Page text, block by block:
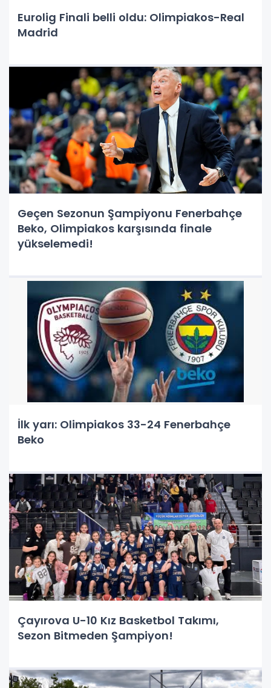
Eurolig Finali belli oldu: Olimpiakos-Real
Madrid
Geçen Sezonun Şampiyonu Fenerbahçe
Beko, Olimpiakos karşısında finale
yükselemedi!
İlk yarı: Olimpiakos 33-24 Fenerbahçe
Beko
Çayırova U-10 Kız Basketbol Takımı,
Sezon Bitmeden Şampiyon!